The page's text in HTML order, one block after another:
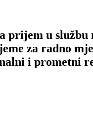
prijem u službu
za radno
i prometni